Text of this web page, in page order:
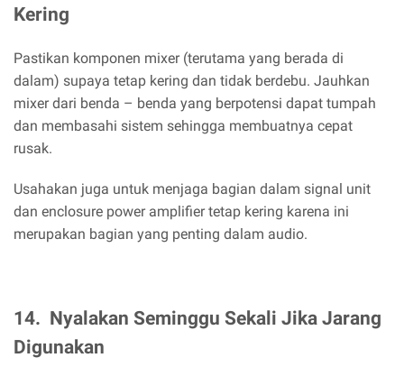
Kering
Pastikan komponen mixer (terutama yang berada di
dalam) supaya tetap kering dan tidak berdebu. Jauhkan
mixer dari benda – benda yang berpotensi dapat tumpah
dan membasahi sistem sehingga membuatnya cepat
rusak.
Usahakan juga untuk menjaga bagian dalam signal unit
dan enclosure power amplifier tetap kering karena ini
merupakan bagian yang penting dalam audio.
14. Nyalakan Seminggu Sekali Jika Jarang
Digunakan